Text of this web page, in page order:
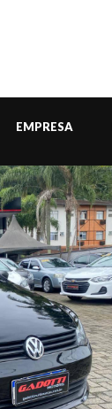
EMPRESA